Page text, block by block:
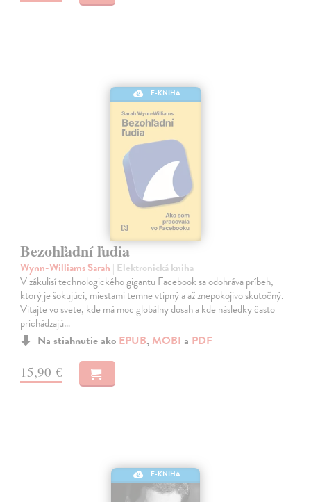
E-KNIHA
Bezohľadní ľudia
Wynn-Williams Sarah | Elektronická kniha
V zákulisí technologického gigantu Facebook sa odohráva príbeh,
ktorý je šokujúci, miestami temne vtipný a až znepokojivo skutočný.
Vitajte vo svete, kde má moc globálny dosah a kde následky často
prichádzajú…
Na stiahnutie ako EPUB, MOBI a PDF
15,90 €
E-KNIHA